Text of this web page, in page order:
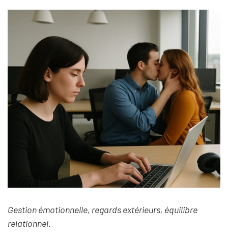
Gestion émotionnelle, regards extérieurs, équilibre
relationnel.